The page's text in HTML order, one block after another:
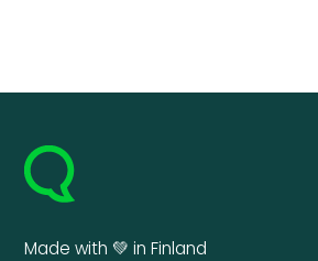
Made with 💚 in Finland